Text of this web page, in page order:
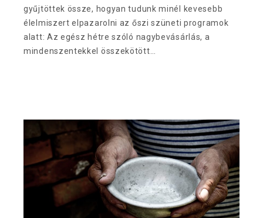
gyűjtöttek össze, hogyan tudunk minél kevesebb
élelmiszert elpazarolni az őszi szüneti programok
alatt: Az egész hétre szóló nagybevásárlás, a
mindenszentekkel összekötött…